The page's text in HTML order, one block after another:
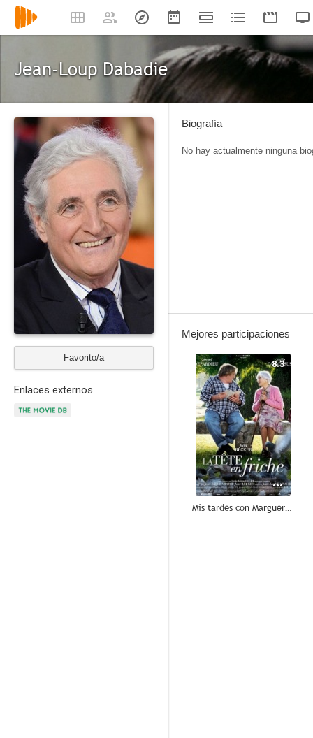
Jean-Loup Dabadie
Favorito/a
Enlaces externos
Biografía
No hay actualmente ninguna
Mejores participaciones
8.3
Mis tardes con Margueritte